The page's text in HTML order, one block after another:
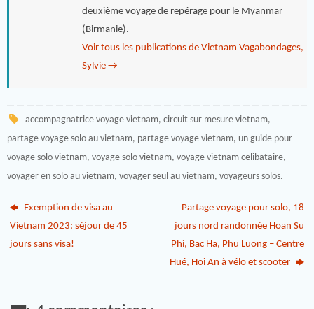
deuxième voyage de repérage pour le Myanmar
(Birmanie).
Voir tous les publications de Vietnam Vagabondages,
Sylvie →
accompagnatrice voyage vietnam, circuit sur mesure vietnam,
partage voyage solo au vietnam, partage voyage vietnam, un guide pour
voyage solo vietnam, voyage solo vietnam, voyage vietnam celibataire,
voyager en solo au vietnam, voyager seul au vietnam, voyageurs solos.
Exemption de visa au
Vietnam 2023: séjour de 45
jours sans visa!
Partage voyage pour solo, 18
jours nord randonnée Hoan Su
Phi, Bac Ha, Phu Luong – Centre
Hué, Hoi An à vélo et scooter